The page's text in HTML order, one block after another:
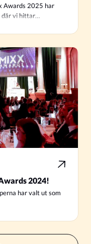
Awards 2025 har
där vi hittar…
2024!
har valt ut som